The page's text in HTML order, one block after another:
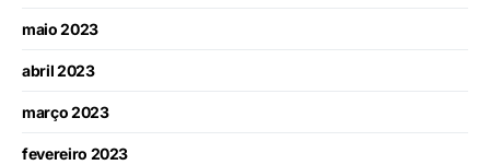
maio 2023
abril 2023
março 2023
fevereiro 2023